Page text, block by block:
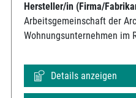
Hersteller/in (Firma/
Arbeitsgemeinschaft der
Wohnungsunternehmen im
Details anzeigen